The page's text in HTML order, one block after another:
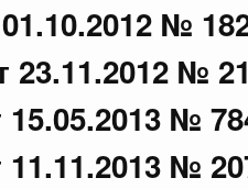
№
23.11.2012 №
15.05.2013 №
11.11.2013 №
постановление